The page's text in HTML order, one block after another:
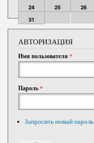
24
25 26
31
АВТОРИЗАЦИЯ
Имя пользователя *
Пароль*
Запросить новый пароль